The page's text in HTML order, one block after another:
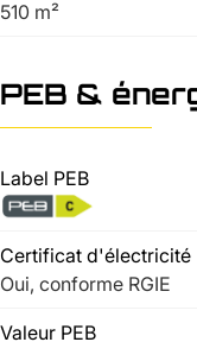
510 m²
PEB &
Label PEB
Certificat d'électricité
Oui, conforme RGIE
Valeur PEB